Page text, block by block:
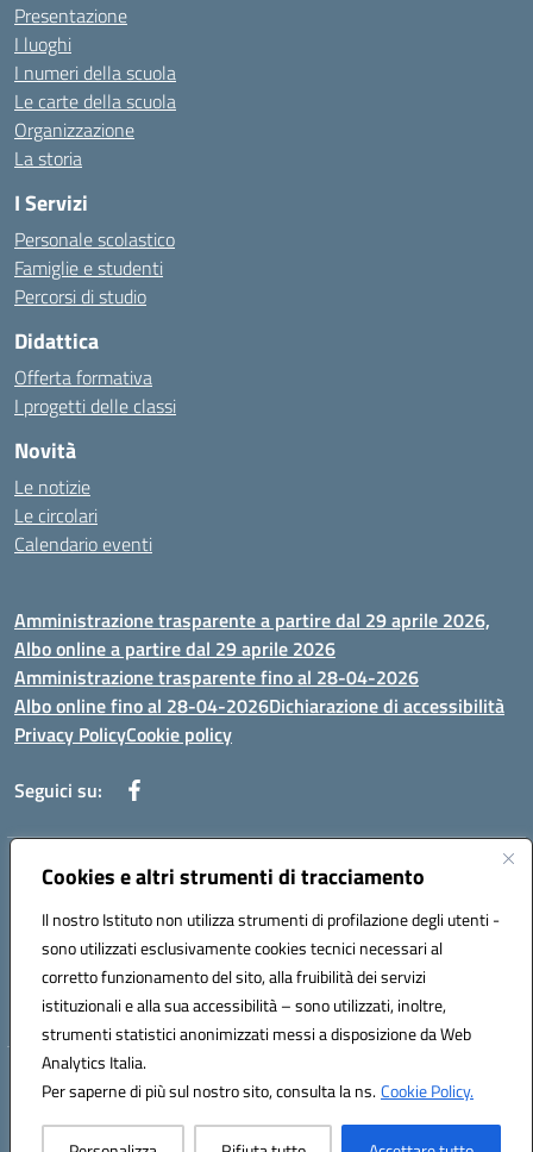
Cookies e altri strumenti di tracciamento
Il nostro Istituto non utilizza strumenti di profilazione degli utenti -
sono utilizzati esclusivamente cookies tecnici necessari al
corretto funzionamento del sito, alla fruibilità dei servizi
istituzionali e alla sua accessibilità – sono utilizzati, inoltre,
strumenti statistici anonimizzati messi a disposizione da Web
Analytics Italia.
Per saperne di più sul nostro sito, consulta la ns.Cookie Policy.
Presentazione
I luoghi
I numeri della scuola
Le carte della scuola
Organizzazione
La storia
I Servizi
Personale scolastico
Famiglie e studenti
Percorsi di studio
Didattica
Offerta formativa
I progetti delle classi
Novità
Le notizie
Le circolari
Calendario eventi
Amministrazione trasparente a partire dal 29 aprile 2026,
Albo online a partire dal 29 aprile 2026
Amministrazione trasparente fino al 28-04-2026
Albo online fino al 28-04-2026Dichiarazione di accessibilità
Privacy PolicyCookie policy
Seguici su:
Indirizzo:Via Selicato, 1 71122 FOGGIA (FG)
Posta elettronica certificata (PEC):fgee01200c@pec.istruzione.it
Codice fiscale: 80005820719
Codice meccanografico: FGEE01200C
Hosting & Powered by 3D Solution S.r.l.
Concept & Design by Designers Italia